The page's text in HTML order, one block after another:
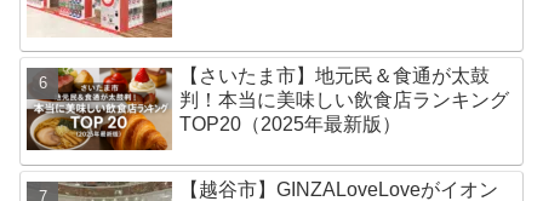
【さいたま市】地元民＆食通が太鼓
判！本当に美味しい飲食店ランキング
TOP20（2025年最新版）
【越谷市】GINZALoveLoveがイオン